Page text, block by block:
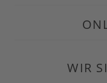
WIR